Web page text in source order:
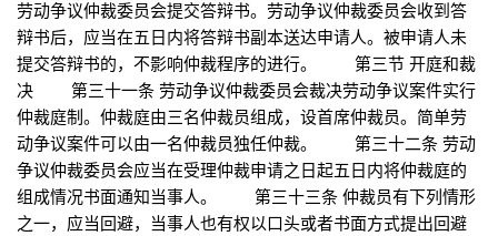
劳动争议仲裁委员会提交答辩书。劳动争议仲裁委员会收到答
辩书后，应当在五日内将答辩书副本送达申请人。被申请人未
提交答辩书的，不影响仲裁程序的进行。 第三节 开庭和裁
决 第三十一条 劳动争议仲裁委员会裁决劳动争议案件实行
仲裁庭制。仲裁庭由三名仲裁员组成，设首席仲裁员。简单劳
动争议案件可以由一名仲裁员独任仲裁。 第三十二条 劳动
争议仲裁委员会应当在受理仲裁申请之日起五日内将仲裁庭的
组成情况书面通知当事人。 第三十三条 仲裁员有下列情形
之一，应当回避，当事人也有权以口头或者书面方式提出回避